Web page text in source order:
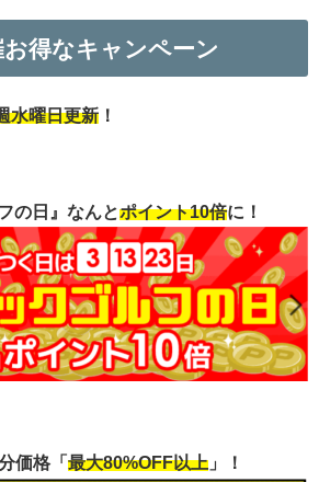
得なキャンペーン
水曜日更新 ！
の日』なんとポイント10倍に！
価格「 最大80%OFF以上 」！